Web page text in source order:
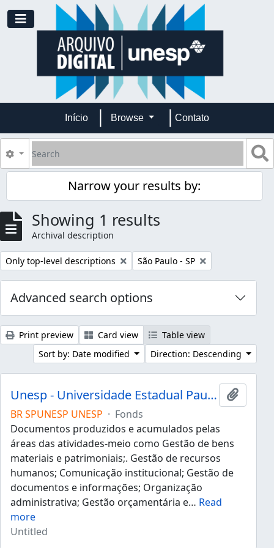
Skip to main content
Toggle navigation
Início Browse Contato
Search
Search options
Narrow your results by:
Showing 1 results
Archival description
Remove filter:
Only top-level descriptions Remove filter:
São Paulo - SP
Advanced search options
Print preview Card view
Table view
Sort by: Date modified
Direction: Descending
Unesp - Universidade Estadual Paulista "Júlio de Mesquita Filho"
Add to
BR SPUNESP UNESP · Fonds
Documentos produzidos e acumulados pelas
áreas das atividades-meio como Gestão de bens
materiais e patrimoniais;. Gestão de recursos
humanos; Comunicação institucional; Gestão de
documentos e informações; Organização
administrativa; Gestão orçamentária e… Read
more
Untitled